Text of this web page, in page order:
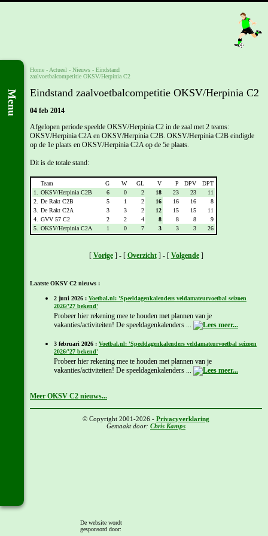
Menu
Home - Actueel - Nieuws - Eindstand
zaalvoetbalcompetitie OKSV/Herpinia C2
Eindstand zaalvoetbalcompetitie OKSV/Herpinia C2
04 feb 2014
Afgelopen periode speelde OKSV/Herpinia C2 in de zaal met 2 teams:
OKSV/Herpinia C2A en OKSV/Herpinia C2B. OKSV/Herpinia C2B eindigde
op de 1e plaats en OKSV/Herpinia C2A op de 5e plaats.
Dit is de totale stand:
Team G W GL V P DPV
DPT
1.
OKSV/Herpinia C2B 6 0 2 18 23 23
11
2.
De Rakt C2B 5 1 2 16 16 16
8
3.
De Rakt C2A 3 3 2 12 15 15
11
4.
GVV 57 C2 2 2 4 8 8 8
9
5.
OKSV/Herpinia C2A 1 0 7 3 3 3 26
[ Vorige] - [ Overzicht] - [ Volgende]
Laatste OKSV C2 nieuws :
2 juni 2026 : Voetbal.nl: 'Speeldagenkalenders veldamateurvoetbal seizoen
2026/'27 bekend'
Probeer hier rekening mee te houden met plannen van je
vakanties/activiteiten! De speeldagenkalenders ...
3 februari 2026 : Voetbal.nl: 'Speeldagenkalenders veldamateurvoetbal seizoen
2026/'27 bekend'
Probeer hier rekening mee te houden met plannen van je
vakanties/activiteiten! De speeldagenkalenders ...
Meer OKSV C2 nieuws...
© Copyright 2001-2026 - Privacyverklaring
Gemaakt door: Chris Kamps
De website wordt
gesponsord door: